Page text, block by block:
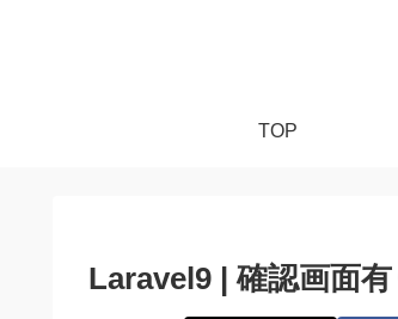
TOP
Laravel9 | 確認画面